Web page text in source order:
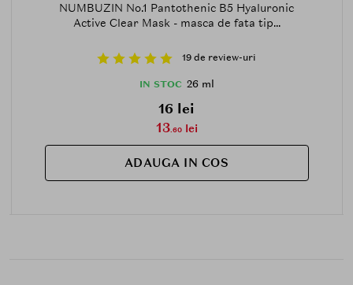
NUMBUZIN No.1 Pantothenic B5 Hyaluronic
Active Clear Mask - masca de fata tip...
19 de review-uri
IN STOC 26 ml
16 lei
13.60lei
ADAUGA IN COS